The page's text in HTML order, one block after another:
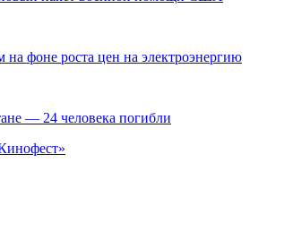
фоне роста цен на электроэнергию
— 24 человека погибли